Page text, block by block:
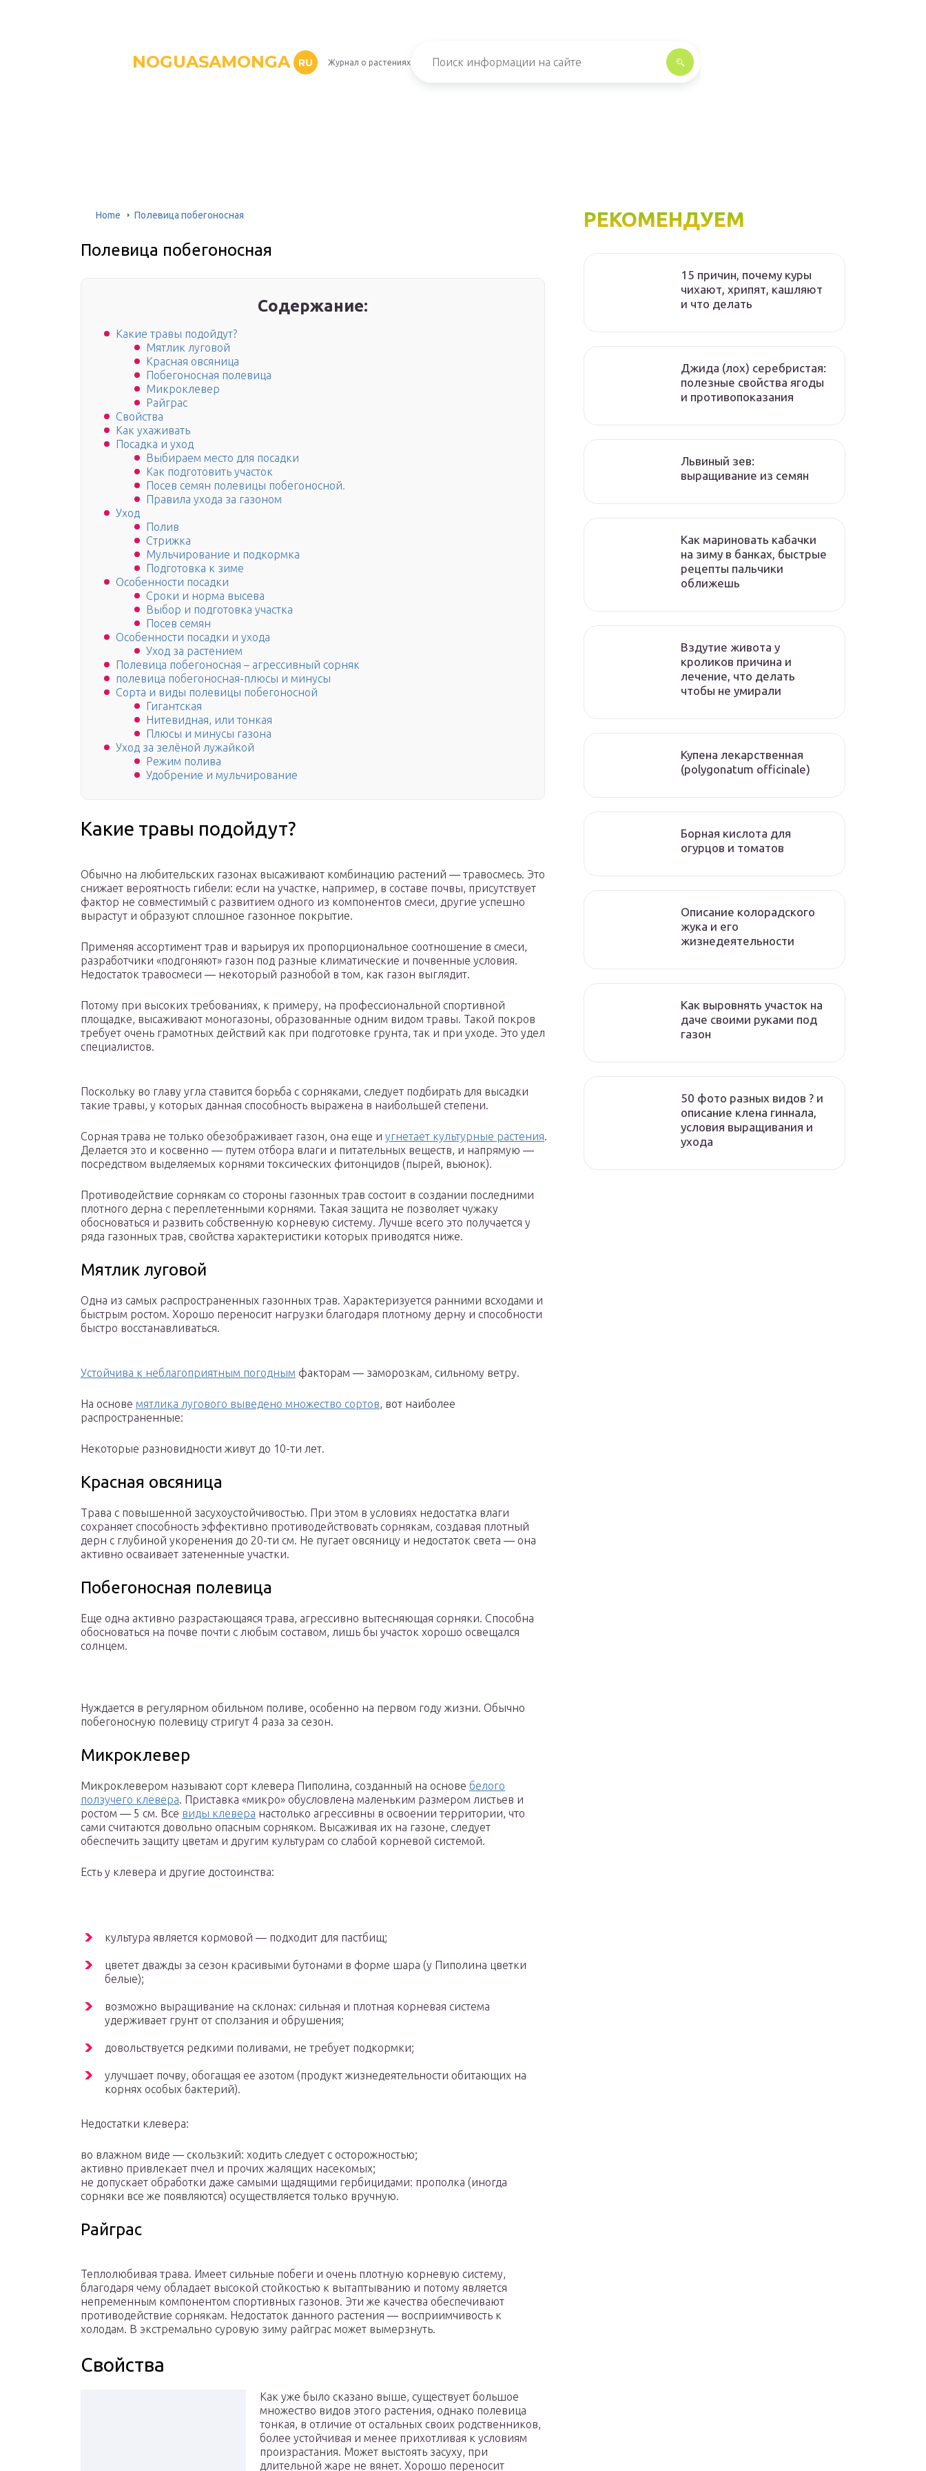
NOGUASAMONGA RU Журнал о растениях
Home Полевица побегоносная
Полевица побегоносная
Содержание:
Какие травы подойдут?
Мятлик луговой
Красная овсяница
Побегоносная полевица
Микроклевер
Райграс
Свойства
Как ухаживать
Посадка и уход
Выбираем место для посадки
Как подготовить участок
Посев семян полевицы побегоносной.
Правила ухода за газоном
Уход
Полив
Стрижка
Мульчирование и подкормка
Подготовка к зиме
Особенности посадки
Сроки и норма высева
Выбор и подготовка участка
Посев семян
Особенности посадки и ухода
Уход за растением
Полевица побегоносная – агрессивный сорняк
полевица побегоносная-плюсы и минусы
Сорта и виды полевицы побегоносной
Гигантская
Нитевидная, или тонкая
Плюсы и минусы газона
Уход за зелёной лужайкой
Режим полива
Удобрение и мульчирование
Какие травы подойдут?
Обычно на любительских газонах высаживают комбинацию растений — травосмесь. Это
снижает вероятность гибели: если на участке, например, в составе почвы, присутствует
фактор не совместимый с развитием одного из компонентов смеси, другие успешно
вырастут и образуют сплошное газонное покрытие.
Применяя ассортимент трав и варьируя их пропорциональное соотношение в смеси,
разработчики «подгоняют» газон под разные климатические и почвенные условия.
Недостаток травосмеси — некоторый разнобой в том, как газон выглядит.
Потому при высоких требованиях, к примеру, на профессиональной спортивной
площадке, высаживают моногазоны, образованные одним видом травы. Такой покров
требует очень грамотных действий как при подготовке грунта, так и при уходе. Это удел
специалистов.
Поскольку во главу угла ставится борьба с сорняками, следует подбирать для высадки
такие травы, у которых данная способность выражена в наибольшей степени.
Сорная трава не только обезображивает газон, она еще и угнетает культурные растения.
Делается это и косвенно — путем отбора влаги и питательных веществ, и напрямую —
посредством выделяемых корнями токсических фитонцидов (пырей, вьюнок).
Противодействие сорнякам со стороны газонных трав состоит в создании последними
плотного дерна с переплетенными корнями. Такая защита не позволяет чужаку
обосноваться и развить собственную корневую систему. Лучше всего это получается у
ряда газонных трав, свойства характеристики которых приводятся ниже.
Мятлик луговой
Одна из самых распространенных газонных трав. Характеризуется ранними всходами и
быстрым ростом. Хорошо переносит нагрузки благодаря плотному дерну и способности
быстро восстанавливаться.
Устойчива к неблагоприятным погодным факторам — заморозкам, сильному ветру.
На основе мятлика лугового выведено множество сортов, вот наиболее
распространенные:
Некоторые разновидности живут до 10-ти лет.
Красная овсяница
Трава с повышенной засухоустойчивостью. При этом в условиях недостатка влаги
сохраняет способность эффективно противодействовать сорнякам, создавая плотный
дерн с глубиной укоренения до 20-ти см. Не пугает овсяницу и недостаток света — она
активно осваивает затененные участки.
Побегоносная полевица
Еще одна активно разрастающаяся трава, агрессивно вытесняющая сорняки. Способна
обосноваться на почве почти с любым составом, лишь бы участок хорошо освещался
солнцем.
Нуждается в регулярном обильном поливе, особенно на первом году жизни. Обычно
побегоносную полевицу стригут 4 раза за сезон.
Микроклевер
Микроклевером называют сорт клевера Пиполина, созданный на основе белого
ползучего клевера. Приставка «микро» обусловлена маленьким размером листьев и
ростом — 5 см. Все виды клевера настолько агрессивны в освоении территории, что
сами считаются довольно опасным сорняком. Высаживая их на газоне, следует
обеспечить защиту цветам и другим культурам со слабой корневой системой.
Есть у клевера и другие достоинства:
культура является кормовой — подходит для пастбищ;
цветет дважды за сезон красивыми бутонами в форме шара (у Пиполина цветки
белые);
возможно выращивание на склонах: сильная и плотная корневая система
удерживает грунт от сползания и обрушения;
довольствуется редкими поливами, не требует подкормки;
улучшает почву, обогащая ее азотом (продукт жизнедеятельности обитающих на
корнях особых бактерий).
Недостатки клевера:
во влажном виде — скользкий: ходить следует с осторожностью;
активно привлекает пчел и прочих жалящих насекомых;
не допускает обработки даже самыми щадящими гербицидами: прополка (иногда
сорняки все же появляются) осуществляется только вручную.
Райграс
Теплолюбивая трава. Имеет сильные побеги и очень плотную корневую систему,
благодаря чему обладает высокой стойкостью к вытаптыванию и потому является
непременным компонентом спортивных газонов. Эти же качества обеспечивают
противодействие сорнякам. Недостаток данного растения — восприимчивость к
холодам. В экстремально суровую зиму райграс может вымерзнуть.
Свойства
Как уже было сказано выше, существует большое
множество видов этого растения, однако полевица
тонкая, в отличие от остальных своих родственников,
более устойчивая и менее прихотливая к условиям
произрастания. Может выстоять засуху, при
длительной жаре не вянет. Хорошо переносит
РЕКОМЕНДУЕМ
15 причин, почему куры
чихают, хрипят, кашляют
и что делать
Джида (лох) серебристая:
полезные свойства ягоды
и противопоказания
Львиный зев:
выращивание из семян
Как мариновать кабачки
на зиму в банках, быстрые
рецепты пальчики
оближешь
Вздутие живота у
кроликов причина и
лечение, что делать
чтобы не умирали
Купена лекарственная
(polygonatum officinale)
Борная кислота для
огурцов и томатов
Описание колорадского
жука и его
жизнедеятельности
Как выровнять участок на
даче своими руками под
газон
50 фото разных видов ? и
описание клена гиннала,
условия выращивания и
ухода